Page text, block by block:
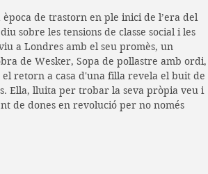
de trastorn en ple inici de l’era del
sobre les tensions de classe social i les
a Londres amb el seu promès, un
de Wesker, Sopa de pollastre amb ordi,
retorn a casa d'una filla revela el buit de
Ella, lluita per trobar la seva pròpia veu i
de dones en revolució per no només